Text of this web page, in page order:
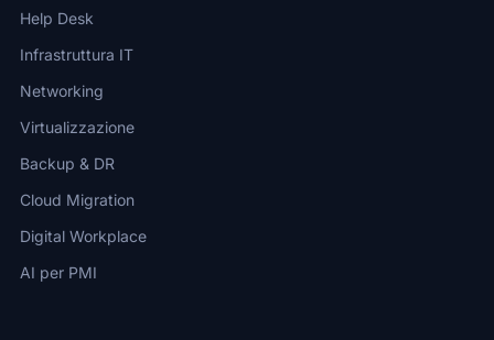
Help Desk
Infrastruttura IT
Networking
Virtualizzazione
Backup & DR
Cloud Migration
Digital Workplace
AI per PMI